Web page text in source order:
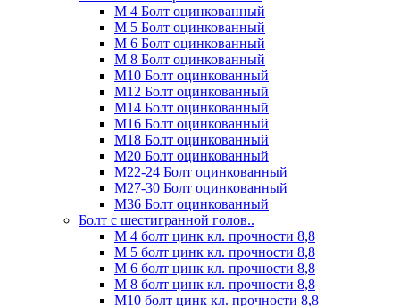
М 4 Болт оцинкованный
М 5 Болт оцинкованный
М 6 Болт оцинкованный
М 8 Болт оцинкованный
М10 Болт оцинкованный
М12 Болт оцинкованный
М14 Болт оцинкованный
М16 Болт оцинкованный
М18 Болт оцинкованный
М20 Болт оцинкованный
М22-24 Болт оцинкованный
М27-30 Болт оцинкованный
М36 Болт оцинкованный
Болт с шестигранной голов..
М 4 болт цинк кл. прочности 8,8
М 5 болт цинк кл. прочности 8,8
М 6 болт цинк кл. прочности 8,8
М 8 болт цинк кл. прочности 8,8
М10 болт цинк кл. прочности 8,8